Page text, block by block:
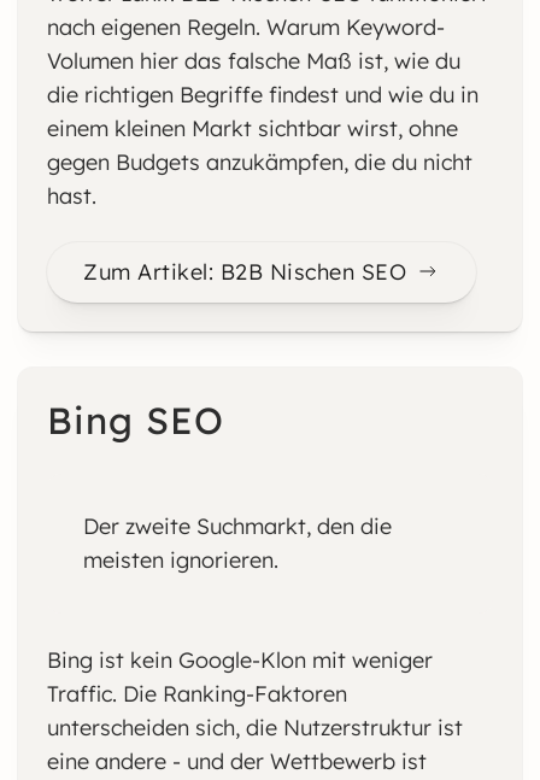
nach eigenen Regeln. Warum Keyword-
Volumen hier das falsche Maß ist, wie du
die richtigen Begriffe findest und wie du in
einem kleinen Markt sichtbar wirst, ohne
gegen Budgets anzukämpfen, die du nicht
hast.
Zum Artikel: B2B Nischen SEO
Bing SEO
Der zweite Suchmarkt, den die
meisten ignorieren.
Bing ist kein Google-Klon mit weniger
Traffic. Die Ranking-Faktoren
unterscheiden sich, die Nutzerstruktur ist
eine andere - und der Wettbewerb ist